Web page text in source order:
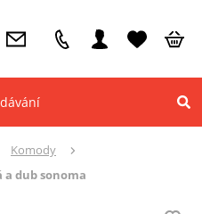
Komody
a dub sonoma